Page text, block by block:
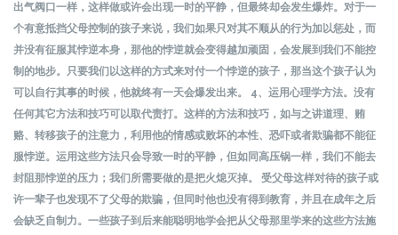
出气阀口一样，这样做或许会出现一时的平静，但最终却会发生爆炸。对于一
个有意抵挡父母控制的孩子来说，我们如果只对其不顺从的行为加以惩处，而
并没有征服其悖逆本身，那他的悖逆就会变得越加顽固，会发展到我们不能控
制的地步。只要我们以这样的方式来对付一个悖逆的孩子，那当这个孩子认为
可以自行其事的时候，他就终有一天会爆发出来。 4、运用心理学方法。没有
任何其它方法和技巧可以取代责打。这样的方法和技巧，如与之讲道理、贿
赂、转移孩子的注意力，利用他的情感或败坏的本性、恐吓或者欺骗都不能征
服悖逆。运用这些方法只会导致一时的平静，但如同高压锅一样，我们不能去
封阻那悖逆的压力；我们所需要做的是把火熄灭掉。 受父母这样对待的孩子或
许一辈子也发现不了父母的欺骗，但同时他也没有得到教育，并且在成年之后
会缺乏自制力。一些孩子到后来能聪明地学会把从父母那里学来的这些方法施